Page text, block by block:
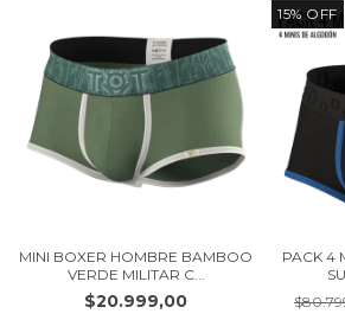
MINI BOXER HOMBRE BAMBOO
VERDE MILITAR C...
$20.999,00
15% OFF
PACK 4